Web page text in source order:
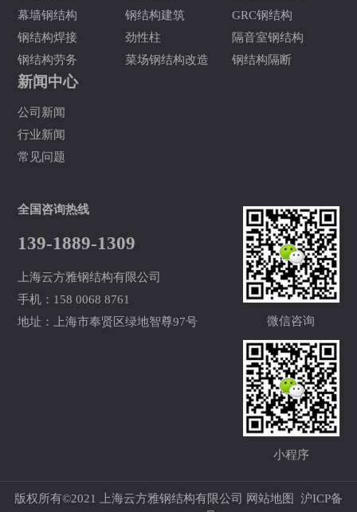
幕墙钢结构
钢结构焊接
钢结构劳务
钢结构建筑
劲性柱
菜场钢结构改造
GRC钢结构
隔音室钢结构
钢结构隔断
新闻中心
公司新闻
行业新闻
常见问题
全国咨询热线
139-1889-1309
上海云方雅钢结构有限公司
手机：158 0068 8761
地址：上海市奉贤区绿地智尊97号
微信咨询
小程序
版权所有©2021 上海云方雅钢结构有限公司 网站地图
沪ICP备